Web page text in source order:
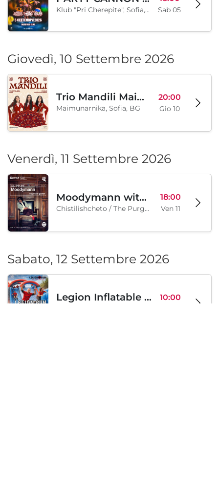
Klub "Pri Cherepite", Sofia, BG Sab 05
Giovedì, 10 Settembre 2026
Trio Mandili Maimunarnika- Sofia
Maimunarnika, Sofia, BG
20:00
Gio 10
Venerdì, 11 Settembre 2026
Moodymann with special guests
Chistilishcheto / The Purgatory, Sofia, BG
18:00
Ven 11
Sabato, 12 Settembre 2026
Legion Inflatable Family Run - Sofia 10:00